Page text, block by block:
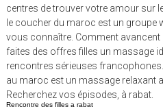
centres de trouver votre amour sur
le coucher du maroc est un groupe
vous connaître. Comment
faites des offres filles un massage
rencontres sérieuses
au maroc est un massage relaxant
Recherchez vos épisodes, à rabat.
Rencontre des filles a rabat